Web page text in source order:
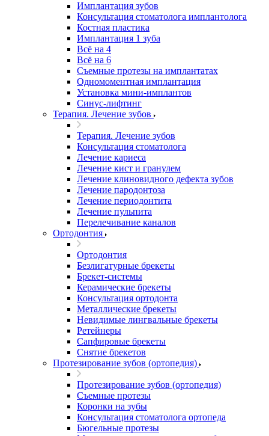
Имплантация зубов
Консультация стоматолога имплантолога
Костная пластика
Имплантация 1 зуба
Всё на 4
Всё на 6
Съемные протезы на имплантатах
Одномоментная имплантация
Установка мини-имплантов
Синус-лифтинг
Терапия. Лечение зубов
Терапия. Лечение зубов
Консультация стоматолога
Лечение кариеса
Лечение кист и гранулем
Лечение клиновидного дефекта зубов
Лечение пародонтоза
Лечение периодонтита
Лечение пульпита
Перелечивание каналов
Ортодонтия
Ортодонтия
Безлигатурные брекеты
Брекет-системы
Керамические брекеты
Консультация ортодонта
Металлические брекеты
Невидимые лингвальные брекеты
Ретейнеры
Сапфировые брекеты
Снятие брекетов
Протезирование зубов (ортопедия)
Протезирование зубов (ортопедия)
Съемные протезы
Коронки на зубы
Консультация стоматолога ортопеда
Бюгельные протезы